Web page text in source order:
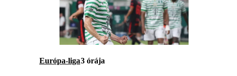
Európa-liga3 órája